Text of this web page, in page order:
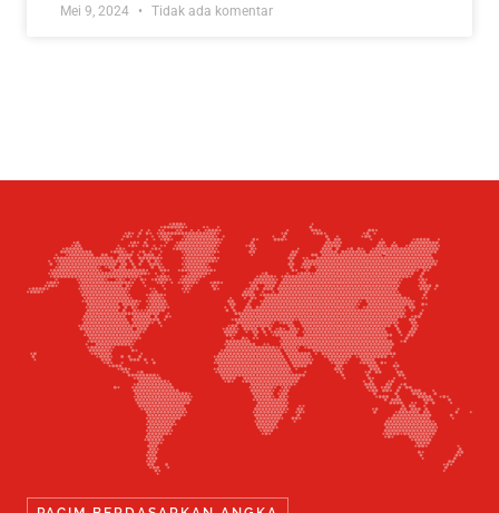
Mei 9, 2024 Tidak ada komentar